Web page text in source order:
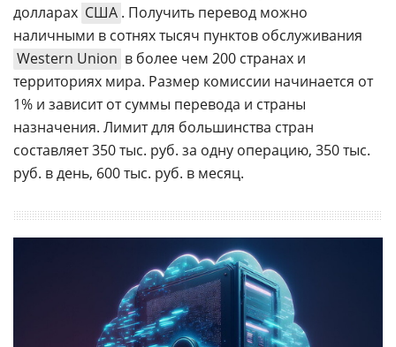
долларах США . Получить перевод можно
наличными в сотнях тысяч пунктов обслуживания
Western Union в более чем 200 странах и
территориях мира. Размер комиссии начинается от
1% и зависит от суммы перевода и страны
назначения. Лимит для большинства стран
составляет 350 тыс. руб. за одну операцию, 350 тыс.
руб. в день, 600 тыс. руб. в месяц.